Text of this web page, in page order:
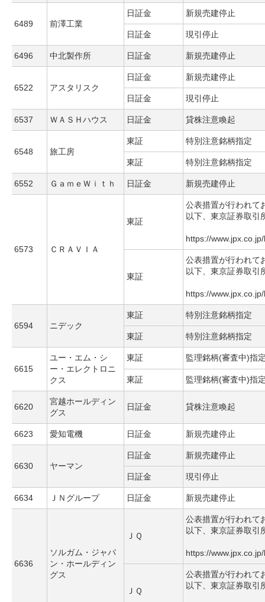
6489 前澤工業
日証金 新規売建停止
日証金 現引停止
6496 中北製作所 日証金 新規売建停止
6522 アスタリスク
日証金 新規売建停止
日証金 現引停止
6537 ＷＡＳＨハウス 日証金 貸株注意喚起
6548 旅工房
東証 特別注意銘柄指定
東証 特別注意銘柄指定
6552 ＧａｍｅＷｉｔｈ 日証金 新規売建停止
6573 ＣＲＡＶＩＡ
東証
公表措置が行われて
以下、東京証券取引
https://
東証
公表措置が行われて
以下、東京証券取引
https://
6594 ニデック
東証 特別注意銘柄指定
東証 特別注意銘柄指定
6615
ユー・エム・シ
ー・エレクトロニ
クス
東証 監理銘柄(審査中)指
東証 監理銘柄(審査中)指
6620
宮越ホールディン
グス
日証金 貸株注意喚起
6623 愛知電機 日証金 新規売建停止
6630 ヤーマン
日証金 新規売建停止
日証金 現引停止
6634 ＪＮグループ 日証金 新規売建停止
6636
ソルガム・ジャパ
ン・ホールディン
グス
ＪＱ
公表措置が行われて
以下、東京証券取引
https://
ＪＱ
公表措置が行われて
以下、東京証券取引